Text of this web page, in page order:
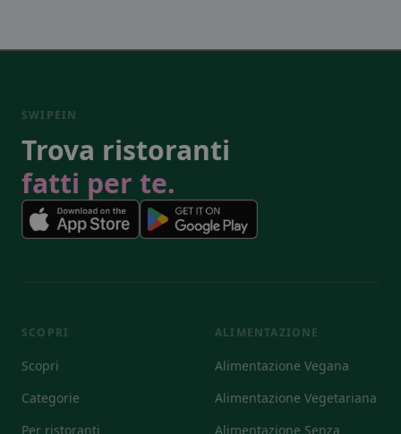
SWIPEIN
Trova ristoranti
fatti per te.
SCOPRI
Scopri
Categorie
Per ristoranti
ALIMENTAZIONE
Alimentazione Vegana
Alimentazione Vegetariana
Alimentazione Senza